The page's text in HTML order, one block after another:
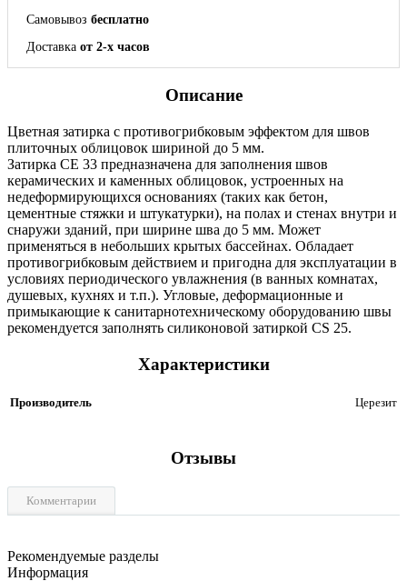
Самовывоз бесплатно
Доставка от 2-х часов
Описание
Цветная затирка с противогрибковым эффектом для швов
плиточных облицовок шириной до 5 мм.
Затирка CE 33 предназначена для заполнения швов
керамических и каменных облицовок, устроенных на
недеформирующихся основаниях (таких как бетон,
цементные стяжки и штукатурки), на полах и стенах внутри и
снаружи зданий, при ширине шва до 5 мм. Может
применяться в небольших крытых бассейнах. Обладает
противогрибковым действием и пригодна для эксплуатации в
условиях периодического увлажнения (в ванных комнатах,
душевых, кухнях и т.п.). Угловые, деформационные и
примыкающие к санитарнотехническому оборудованию швы
рекомендуется заполнять силиконовой затиркой CS 25.
Характеристики
Производитель Церезит
Отзывы
Комментарии
Рекомендуемые разделы
Информация